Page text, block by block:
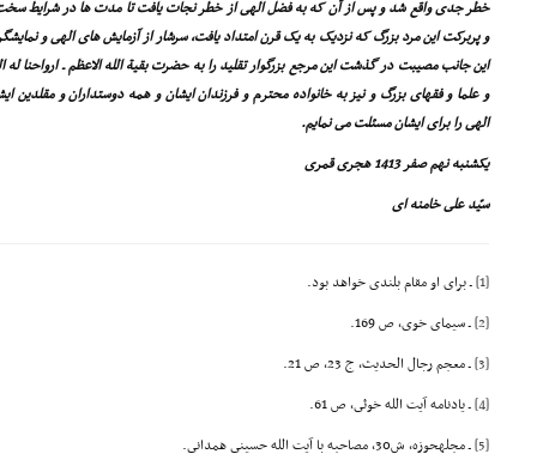
خطر جدى واقع شد و پس از آن که به فضل الهى از خطر نجات یافت تا مدت ها در شرایط سخت
و پربرکت این مرد بزرگ که نزدیک به یک قرن امتداد یافت، سرشار از آزمایش هاى الهى و
این جانب مصیبت در گذشت این مرجع بزرگوار تقلید را به حضرت بقیة الله الاعظم ـ ارواحنا
و علما و فقهاى بزرگ و نیز به خانواده محترم و فرزندان ایشان و همه دوستداران و
الهى را براى ایشان مسئلت مى نمایم.
یکشنبه نهم صفر 1413 هجرى قمرى
سیّد على خامنه اى
[1] ـ براى او مقام بلندى خواهد بود.
[2] ـ سیماى خوى، ص 169.
[3] ـ معجم رجال الحدیث، ج 23، ص 21.
[4] ـ یادنامه آیت الله خوئى، ص 61.
[5] ـ مجلهحوزه، ش30، مصاحبه با آیت الله حسینى همدانى.